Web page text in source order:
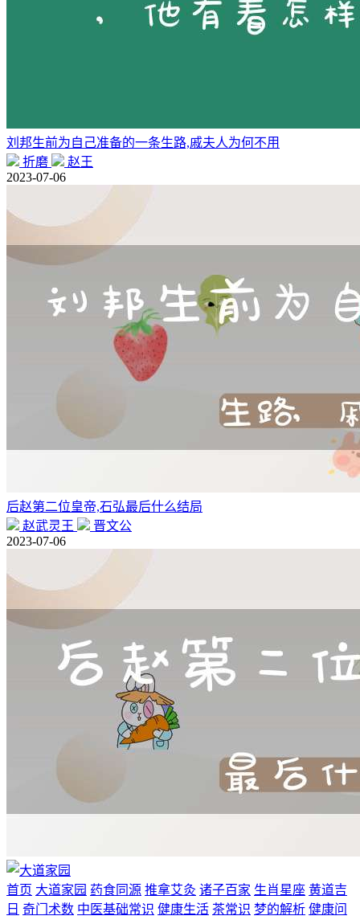
刘邦生前为自己准备的一条生路,戚夫人为何不用
折磨
赵王
2023-07-06
后赵第二位皇帝,石弘最后什么结局
赵武灵王
晋文公
2023-07-06
首页 大道家园 药食同源 推拿艾灸 诸子百家 生肖星座 黄道吉
日 奇门术数 中医基础常识 健康生活 茶常识 梦的解析 健康问